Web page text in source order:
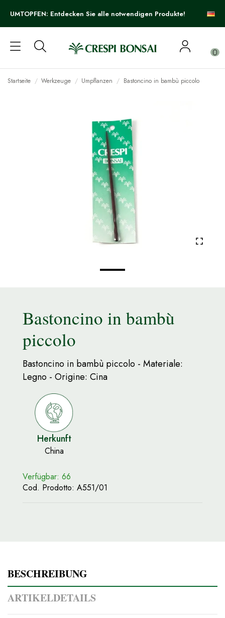
UMTOPFEN: Entdecken Sie alle notwendigen Produkte!
0
Startseite Werkzeuge Umpflanzen Bastoncino in bambù piccolo
Bastoncino in bambù
piccolo
Bastoncino in bambù piccolo - Materiale:
Legno - Origine: Cina
Herkunft
China
Verfügbar: 66
Cod. Prodotto: A551/01
BESCHREIBUNG
ARTIKELDETAILS